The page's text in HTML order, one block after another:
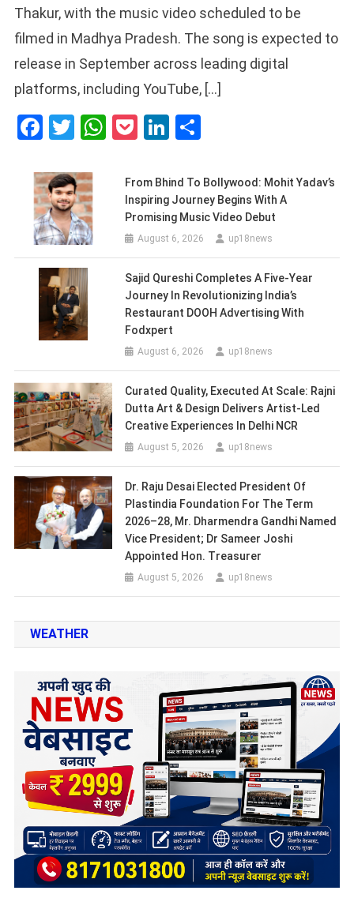
Thakur, with the music video scheduled to be
filmed in Madhya Pradesh. The song is expected to
release in September across leading digital
platforms, including YouTube, […]
Facebook
Twitter
WhatsApp
PocketLinkedIn
From Bhind To Bollywood: Mohit Yadav’s
Inspiring Journey Begins With A
Promising Music Video Debut
August 6, 2026 up18news
Sajid Qureshi Completes A Five-Year
Journey In Revolutionizing India’s
Restaurant DOOH Advertising With
Fodxpert
August 6, 2026 up18news
Curated Quality, Executed At Scale: Rajni
Dutta Art & Design Delivers Artist-Led
Creative Experiences In Delhi NCR
August 5, 2026 up18news
Dr. Raju Desai Elected President Of
Plastindia Foundation For The Term
2026–28, Mr. Dharmendra Gandhi Named
Vice President; Dr Sameer Joshi
Appointed Hon. Treasurer
August 5, 2026 up18news
WEATHER